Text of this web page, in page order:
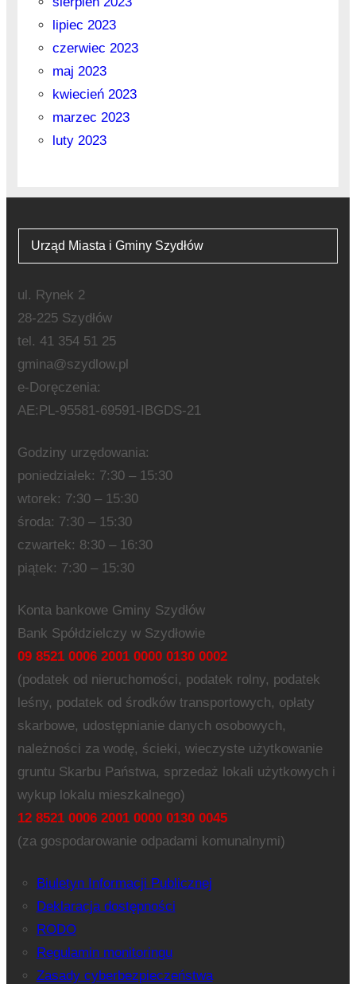
lipiec 2023
czerwiec 2023
maj 2023
kwiecień 2023
marzec 2023
luty 2023
Urząd Miasta i Gminy Szydłów
ul. Rynek 2
28-225 Szydłów
tel. 41 354 51 25
gmina@szydlow.pl
e-Doręczenia:
AE:PL-95581-69591-IBGDS-21
Godziny urzędowania:
poniedziałek: 7:30 – 15:30
wtorek: 7:30 – 15:30
środa: 7:30 – 15:30
czwartek: 8:30 – 16:30
piątek: 7:30 – 15:30
Konta bankowe Gminy Szydłów
Bank Spółdzielczy w Szydłowie
09 8521 0006 2001 0000 0130 0002
(podatek od nieruchomości, podatek rolny, podatek
leśny, podatek od środków transportowych, opłaty
skarbowe, udostępnianie danych osobowych,
należności za wodę, ścieki, wieczyste użytkowanie
gruntu Skarbu Państwa, sprzedaż lokali użytkowych i
wykup lokalu mieszkalnego)
12 8521 0006 2001 0000 0130 0045
(za gospodarowanie odpadami komunalnymi)
Biuletyn Informacji Publicznej
Deklaracja dostępności
RODO
Regulamin monitoringu
Zasady cyberbezpieczeństwa